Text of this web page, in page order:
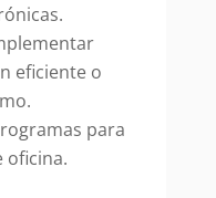
eficiente o
para
oficina.